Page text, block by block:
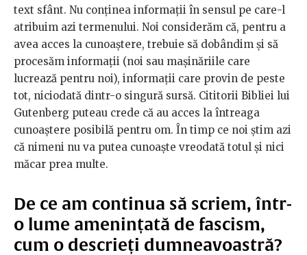
text sfânt. Nu conținea informații în sensul pe care-l
atribuim azi termenului. Noi considerăm că, pentru a
avea acces la cunoaștere, trebuie să dobândim și să
procesăm informații (noi sau mașinăriile care
lucrează pentru noi), informații care provin de peste
tot, niciodată dintr-o singură sursă. Cititorii Bibliei lui
Gutenberg puteau crede că au acces la întreaga
cunoaștere posibilă pentru om. În timp ce noi știm azi
că nimeni nu va putea cunoaște vreodată totul și nici
măcar prea multe.
De ce am continua să scriem, într-
o lume amenințată de fascism,
cum o descrieți dumneavoastră?